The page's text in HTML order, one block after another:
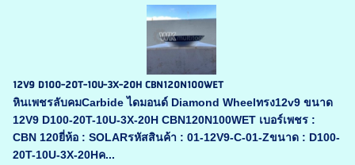
12V9 D100-20T-10U-3X-20H CBN120N100WET
หินเพชรลับคมCarbide ไดมอนด์ Diamond Wheelทรง12v9 ขนาด
12V9 D100-20T-10U-3X-20H CBN120N100WET เบอร์เพชร :
CBN 120ยี่ห้อ : SOLARรหัสสินค้า : 01-12V9-C-01-Zขนาด : D100-
20T-10U-3X-20Hค...